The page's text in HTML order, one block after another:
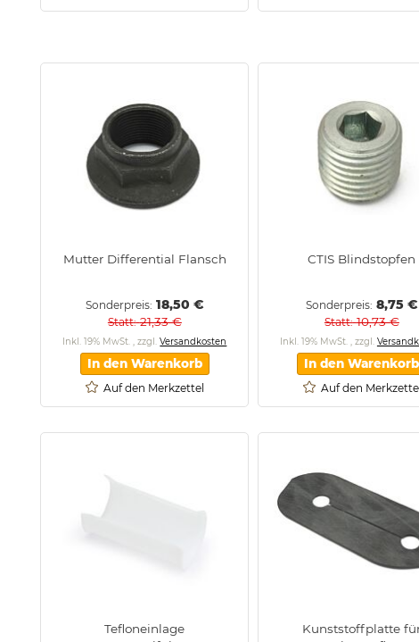
Mutter Differential Flansch
Sonderpreis 18,50 €
Statt 21,33 €
Inkl. 19% MwSt. ,zzgl.Versandkosten
In den Warenkorb
Auf den Merkzettel
CTIS Blindstopfen
Sonderpreis 8,75 €
Statt 10,73 €
Inkl. 19% MwSt. zzgl.
In den Warenkorb
Auf den
Tefloneinlage
Kunststoffplatte